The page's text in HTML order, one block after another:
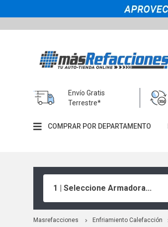
Envío Gratis
Terrestre*
COMPRAR POR DEPARTAMENTO
1 | Seleccione Armadora...
Masrefacciones Enfriamiento Calefacción